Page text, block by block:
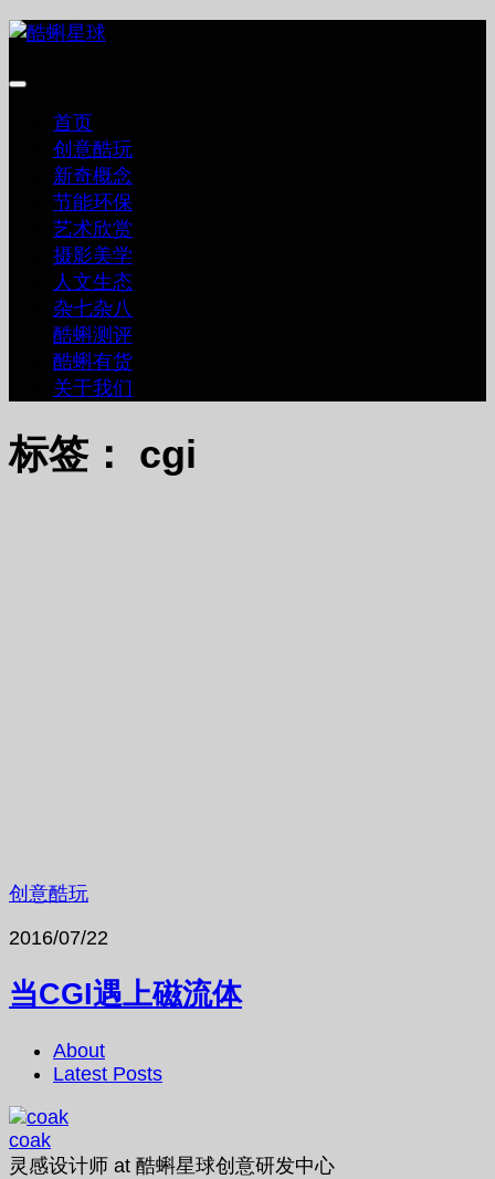
跳
内
首页
创意酷玩
新奇概念
节能环保
艺术欣赏
摄影美学
人文生态
杂七杂八
酷蝌测评
酷蝌有货
关于我们
标签： cgi
创意酷玩
2016/07/22
当CGI遇上磁流体
About
Latest Posts
coak
灵感设计师 at 酷蝌星球创意研发中心